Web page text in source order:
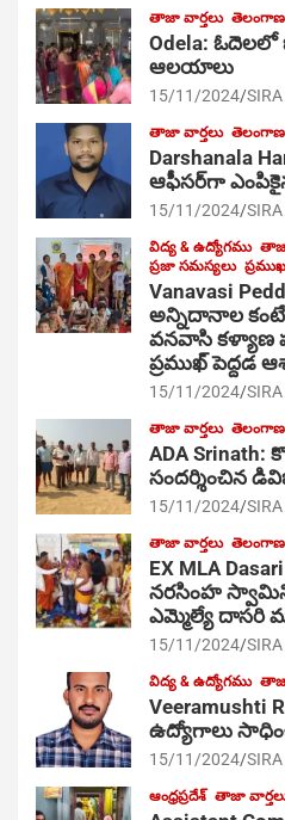
తాజా వార్తలు తెలంగాణ
Odela: ఓదెల‌లో
ఆల‌యాలు
15/11/2024
తాజా వార్తలు తెలంగాణ
Darshanala
ఆఫీసర్‌గా
15/11/2024
విద్య & ఉద్యోగము తాజా
ప్రజా సమస్యలు
Vanavasi
అన్నిదానాల
వనవాసి కళ్యాణ
ప్రముఖ్ పెద్దడ
15/11/2024
తాజా వార్తలు తెలంగాణ
ADA Srinath:
సంద‌ర్శించిన
15/11/2024
తాజా వార్తలు తెలంగాణ
EX MLA Dasari
నరసింహ స్వామిని
ఎమ్మెల్యే దాసరి
15/11/2024
విద్య & ఉద్యోగము తాజా
Veeramushti
ఉద్యోగాలు
15/11/2024
ఆంధ్రప్రదేశ్ తాజా